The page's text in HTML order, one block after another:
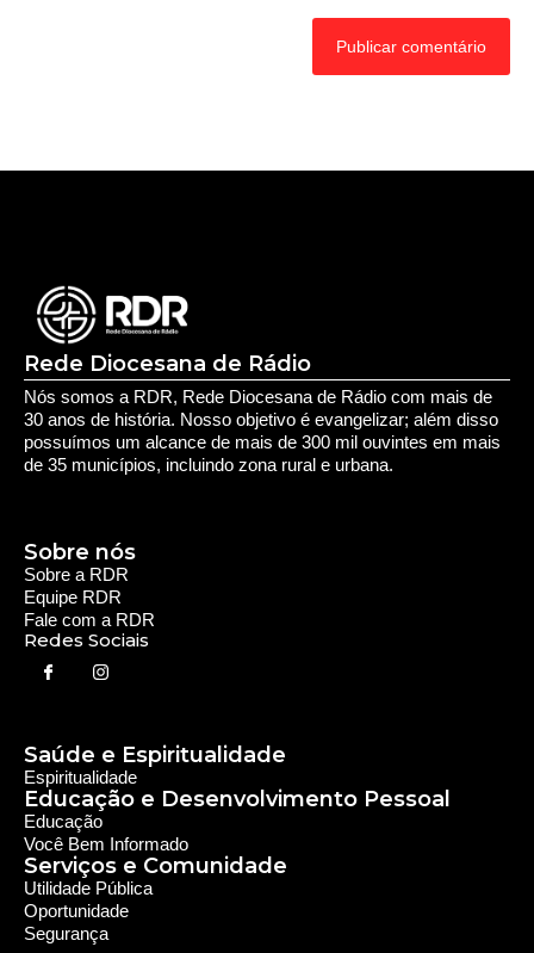
Rede Diocesana de Rádio
Nós somos a RDR, Rede Diocesana de Rádio com mais de
30 anos de história. Nosso objetivo é evangelizar; além disso
possuímos um alcance de mais de 300 mil ouvintes em mais
de 35 municípios, incluindo zona rural e urbana.
Sobre a RDR
Equipe RDR
Fale com a RDR
Redes Sociais
Sobre nós
Saúde e Espiritualidade
Espiritualidade
Educação e Desenvolvimento Pessoal
Educação
Você Bem Informado
Serviços e Comunidade
Utilidade Pública
Oportunidade
Segurança